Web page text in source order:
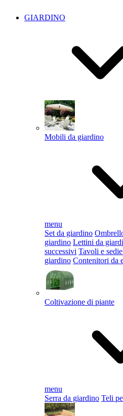
GIARDINO
Mobili da giardino
menu
Set da giardino
giardino Lettini da
successivi Tavoli e
giardino Contenitori da
Coltivazione di piante
menu
Serra da giardino Teli